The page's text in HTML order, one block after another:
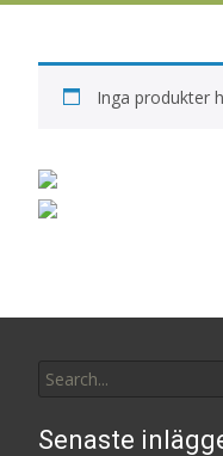
Inga produkter
for:
Senaste